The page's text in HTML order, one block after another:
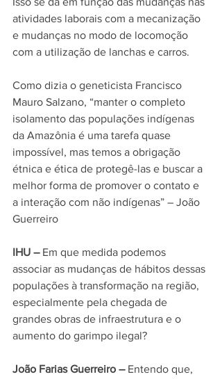
atividades laborais com a mecanização
e mudanças no modo de locomoção
com a utilização de lanchas e carros.
Como dizia o geneticista Francisco
Mauro Salzano, “manter o completo
isolamento das populações indígenas
da Amazônia é uma tarefa quase
impossível, mas temos a obrigação
étnica e ética de protegê-las e buscar a
melhor forma de promover o contato e
a interação com não indígenas” – João
Guerreiro
IHU – Em que medida podemos
associar as mudanças de hábitos dessas
populações à transformação na região,
especialmente pela chegada de
grandes obras de infraestrutura e o
aumento do garimpo ilegal?
João Farias Guerreiro – Entendo que,